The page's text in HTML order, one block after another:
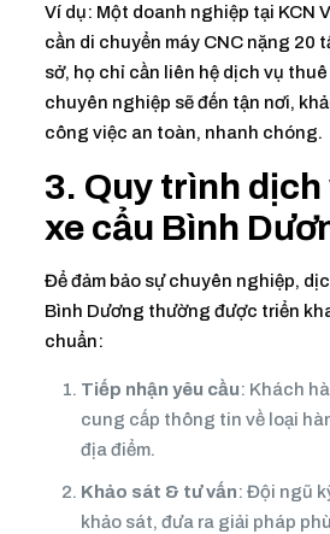
Ví dụ: Một doanh nghiệp tại KCN
cần di chuyển máy CNC nặng 20
sở, họ chỉ cần liên hệ dịch vụ
chuyên nghiệp sẽ đến tận nơi,
công việc an toàn, nhanh chóng.
3. Quy trình dịch
xe cẩu Bình
Để đảm bảo sự chuyên nghiệp,
Bình Dương thường được triển
chuẩn:
Tiếp nhận yêu cầu: Khách
cung cấp thông tin về loại
địa điểm.
Khảo sát & tư vấn: Đội ngũ
khảo sát, đưa ra giải pháp